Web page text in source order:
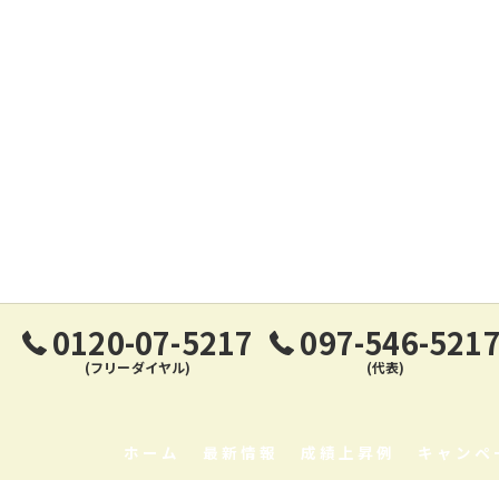
0120-07-5217
(フリーダイヤル)
097-546-5217
(代表)
ホーム 最新情報 成績上昇例 キャンペ